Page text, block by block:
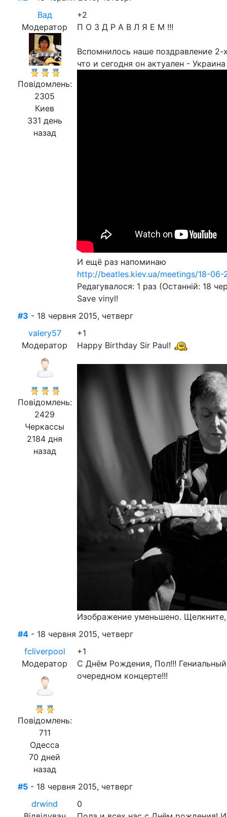
Вад
Модератор
Повідомлень:
2305
Киев
331 день
назад
+2
П О З Д Р А В Л Я Е М !!!
Вспомнилось наше поздравление
что и сегодня он актуален -
И ещё раз напоминаю
http://beatles.kiev.ua/meetings/18-
Редагувалося: 1 раз (Останній: 18
Save vinyl!
#3 - 18 червня 2015, четверг
valery57
Модератор
Повідомлень:
2429
Черкассы
2184 дня
назад
+1
Happy Birthday Sir Paul!
Изображение уменьшено.
#4 - 18 червня 2015, четверг
fcliverpool
Модератор
Повідомлень:
711
Одесса
70 дней
назад
+1
С Днём Рождения, Пол!!!
очередном концерте!!!
#5 - 18 червня 2015, четверг
drwind
0